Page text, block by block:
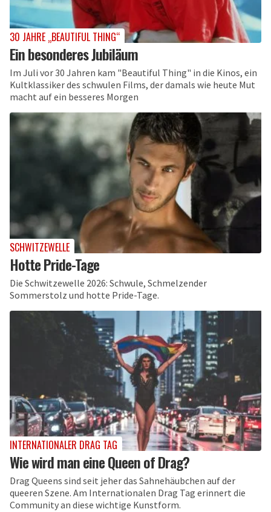
30 JAHRE „BEAUTIFUL THING“
Ein besonderes Jubiläum
Im Juli vor 30 Jahren kam "Beautiful Thing" in die Kinos, ein
Kultklassiker des schwulen Films, der damals wie heute Mut
macht auf ein besseres Morgen
SCHWITZEWELLE
Hotte Pride-Tage
Die Schwitzewelle 2026: Schwule, Schmelzender
Sommerstolz und hotte Pride-Tage.
INTERNATIONALER DRAG TAG
Wie wird man eine Queen of Drag?
Drag Queens sind seit jeher das Sahnehäubchen auf der
queeren Szene. Am Internationalen Drag Tag erinnert die
Community an diese wichtige Kunstform.